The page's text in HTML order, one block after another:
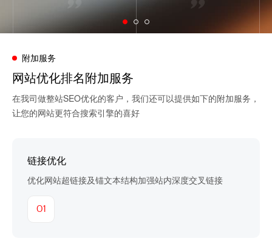
附加服务
网站优化排名附加服务
在我司做整站SEO优化的客户，我们还可以提供如下的附加服务，
让您的网站更符合搜索引擎的喜好
链接优化
优化网站超链接及锚文本结构加强站内深度交叉链接
01